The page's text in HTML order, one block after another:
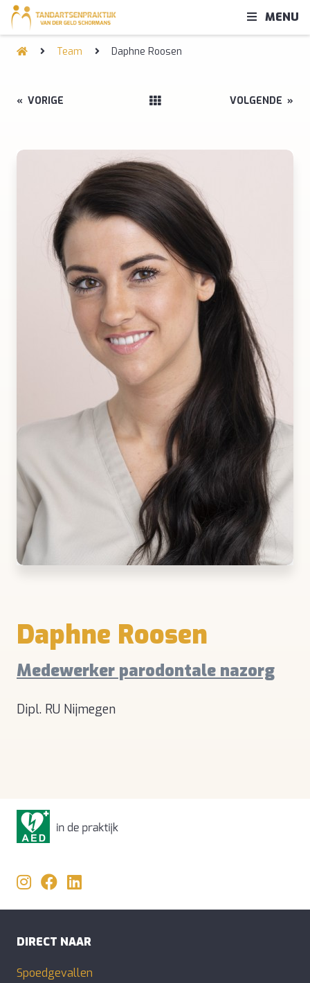
MENU
Team Daphne Roosen
« VORIGE VOLGENDE »
Daphne Roosen
Medewerker parodontale nazorg
Dipl. RU Nijmegen
DIRECT NAAR
Spoedgevallen